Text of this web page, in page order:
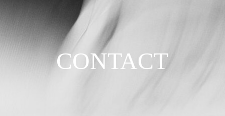
CONTACT